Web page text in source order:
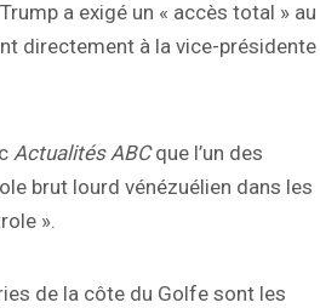
a exigé un « accès total » au
directement à la vice-présidente
Actualités ABCque l’un des
brut lourd vénézuélien dans les
».
de la côte du Golfe sont les